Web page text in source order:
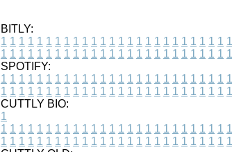
BITLY:
1 1 1 1 1 1 1 1 1 1 1 1 1 1 1 1 1 1 1 1 1 1 1 1 1 1
1 1 1 1 1 1 1 1 1 1 1 1 1 1 1 1 1 1 1 1 1 1 1 1 1 1
SPOTIFY:
1 1 1 1 1 1 1 1 1 1 1 1 1 1 1 1 1 1 1 1 1 1 1 1 1 1
1 1 1 1 1 1 1 1 1 1 1 1 1 1 1 1 1 1 1 1 1 1 1 1 1 1
CUTTLY BIO:
1
1 1 1 1 1 1 1 1 1 1 1 1 1 1 1 1 1 1 1 1 1 1 1 1 1 1
1 1 1 1 1 1 1 1 1 1 1 1 1 1 1 1 1 1 1 1 1 1 1 1 1 1